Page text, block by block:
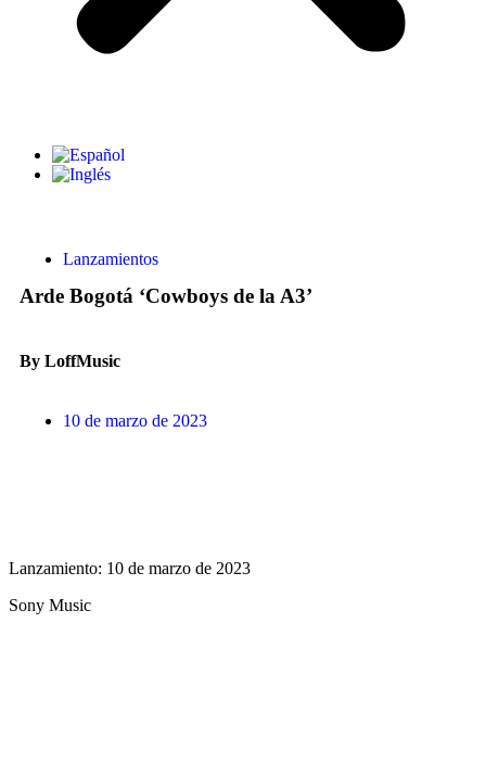
Lanzamientos
Arde Bogotá ‘Cowboys de la A3’
By LoffMusic
10 de marzo de 2023
Lanzamiento: 10 de marzo de 2023
Sony Music